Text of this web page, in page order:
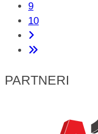
9
10
PARTNERI